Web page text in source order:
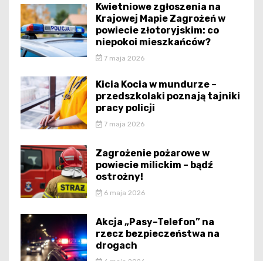
Kwietniowe zgłoszenia na
Krajowej Mapie Zagrożeń w
powiecie złotoryjskim: co
niepokoi mieszkańców?
7 maja 2026
Kicia Kocia w mundurze –
przedszkolaki poznają tajniki
pracy policji
7 maja 2026
Zagrożenie pożarowe w
powiecie milickim – bądź
ostrożny!
6 maja 2026
Akcja „Pasy–Telefon” na
rzecz bezpieczeństwa na
drogach